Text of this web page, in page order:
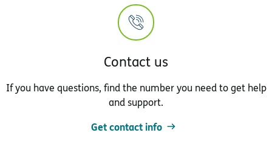
Contact us
If you have questions, find the number you need to get help
and support.
Get contact info